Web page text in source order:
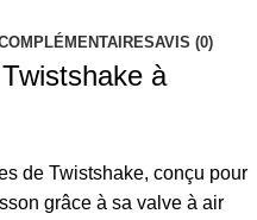
AVIS (0)
à
de Twistshake, conçu pour
grâce à sa valve à air